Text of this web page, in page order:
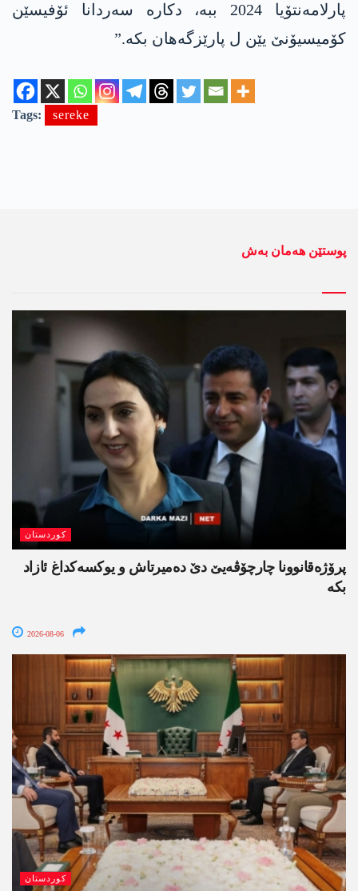
پارلامەنتۆیا 2024 ببە، دکارە سەردانا ئۆفیسێن
کۆمیسیۆنێ یێن ل پارێزگەھان بکە.”
Tags: sereke
پوستێن ھەمان بەش
کوردستان
پرۆژەقانوونا چارچۆڤەیێ دێ دەمیرتاش و یوکسەکداغ ئازاد
بکە
2026-08-06
کوردستان